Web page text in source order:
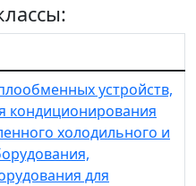
устройств,
кондиционирования
холодильного и
для